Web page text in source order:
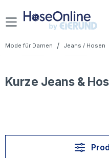
Zum Hauptinhalt springen
Mode für Damen / Jeans / Hosen
Kurze Jeans &